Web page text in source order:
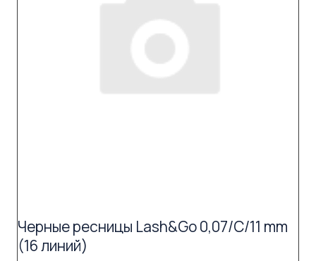
Черные ресницы Lash&Go 0,07/C/11 mm
(16 линий)